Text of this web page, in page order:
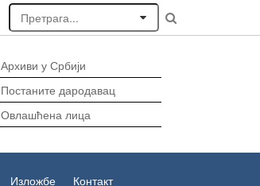
Архиви у Србији
Постаните дародавац
Овлашћена лица
Изложбе Контакт